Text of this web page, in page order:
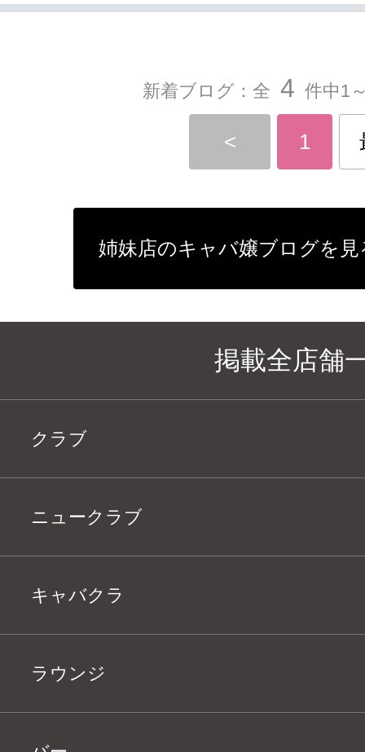
新着ブログ：全 4 件中1
< 1
姉妹店のキャバ嬢ブログを見
掲載全店舗
クラブ
ニュークラブ
キャバクラ
ラウンジ